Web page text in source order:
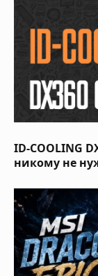
ID-COOLING
никому не